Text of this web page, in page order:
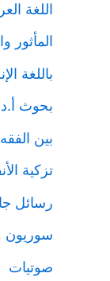
اللغة
المأثور
باللغة
بحوث
بين
تزكية
رسائل
سوريون
صوتيات